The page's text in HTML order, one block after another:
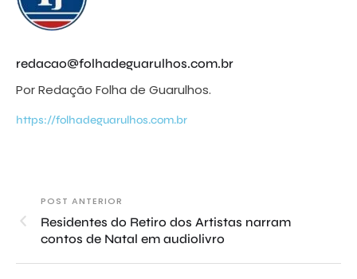
redacao@folhadeguarulhos.com.br
Por Redação Folha de Guarulhos.
https://folhadeguarulhos.com.br
POST ANTERIOR
Residentes do Retiro dos Artistas narram
contos de Natal em audiolivro